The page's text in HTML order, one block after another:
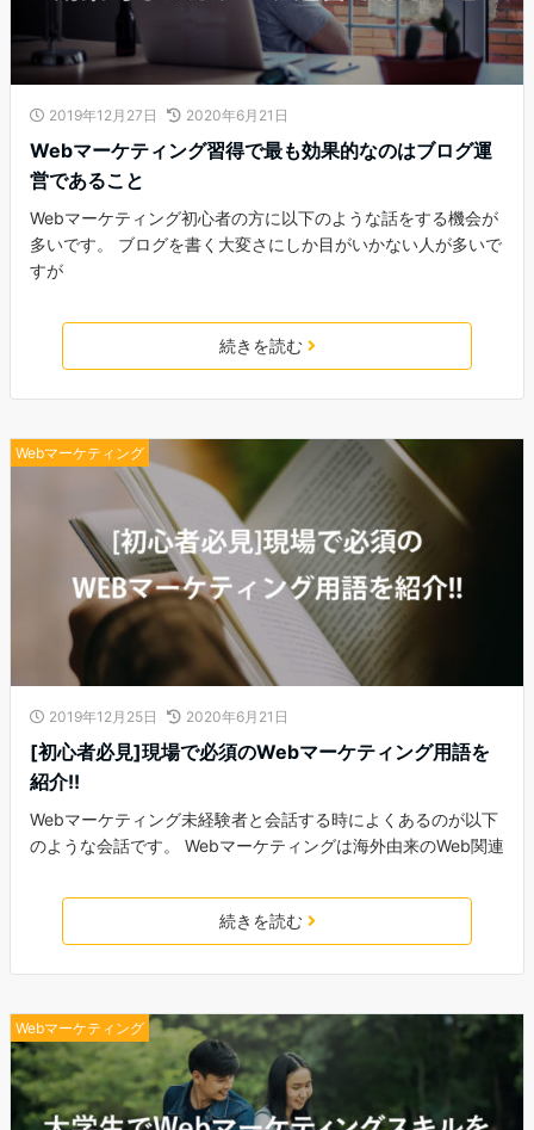
2019年12月27日 2020年6月21日
Webマーケティング習得で最も効果的なのはブログ運
営であること
Webマーケティング初心者の方に以下のような話をする機会が
多いです。 ブログを書く大変さにしか目がいかない人が多いで
すが
続きを読む
Webマーケティング
2019年12月25日 2020年6月21日
[初心者必見]現場で必須のWebマーケティング用語を
紹介!!
Webマーケティング未経験者と会話する時によくあるのが以下
のような会話です。 Webマーケティングは海外由来のWeb関連
続きを読む
Webマーケティング